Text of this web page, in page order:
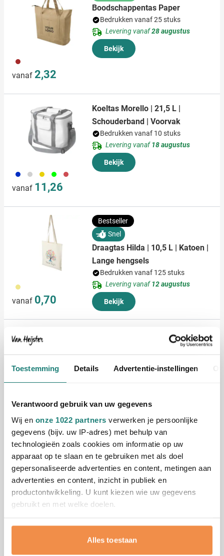
Toestemming Details Advertentie-instellingen
Verantwoord gebruik van uw gegevens
Wij en onze 1022 partners verwerken je persoonlijke
gegevens (bijv. uw IP-adres) met behulp van
technologieën zoals cookies om informatie op uw
apparaat op te slaan en te gebruiken met als doel
gepersonaliseerde advertenties en content, metingen aan
advertenties en content, inzicht in publiek en
productontwikkeling. U kunt kiezen wie uw gegevens
gebruikt en met welke doelen.
Als u het toestaat, willen we ook graag:
Informatie verzamelen over uw geografische
locatie, die tot een paar meter nauwkeurig kan zijn
Alles toestaan
011
vanaf 2,32
Boodschappentas Paper
Bedrukken vanaf 25 stuks
Levering vanaf28 augustus
Bekijk
023 002 006 019 008
vanaf 11,26
Koeltas Morello | 21,5 L |
Schouderband | Voorvak
Bedrukken vanaf 10 stuks
Levering vanaf18 augustus
Bekijk
013
vanaf 0,70
Bestseller
Snel
Draagtas Hilda | 10,5 L | Katoen |
Lange hengsels
Bedrukken vanaf 125 stuks
Levering vanaf12 augustus
Bekijk
Normale prijsSpeciale prijs
Verzenddatum in overleg
vanaf 52,52 17,81
Uitverkoop
Picknick rugzak 4 personen
Bedrukken vanaf 2 stuks
Levering vanaf18 augustus
Bekijk